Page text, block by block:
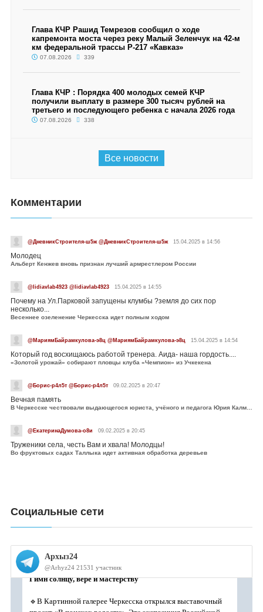
Глава КЧР Рашид Темрезов сообщил о ходе
капремонта моста через реку Малый Зеленчук на 42-м
км федеральной трассы Р-217 «Кавказ»
07.08.2026 339
Глава КЧР : Порядка 400 молодых семей КЧР
получили выплату в размере 300 тысяч рублей на
третьего и последующего ребенка с начала 2026 года
07.08.2026 338
Все новости
Комментарии
@ДневникСтроителя-ш5ж @ДневникСтроителя-ш5ж 15.04.2025 в 14:56
Молодец
Альберт Кенжев вновь признан лучший армрестлером России
@lidiavlab4923 @lidiavlab4923 15.04.2025 в 14:55
Почему на Ул.Парковой запущены клумбы ?земля до сих пор
несколько...
Весеннее озеленение Черкесска идет полным ходом
@МариямБайрамкулова-э8ц @МариямБайрамкулова-э8ц 15.04.2025 в 14:54
Который год восхищаюсь работой тренера. Аида- наша гордость....
«Золотой урожай» собирают пловцы клуба «Чемпион» из Учкекена
@Борис-р4л5т @Борис-р4л5т 09.02.2025 в 20:47
Вечная память
В Черкесске чествовали выдающегося юриста, учёного и педагога Юрия Калмыкова
@ЕкатеринаДумова-о8и 09.02.2025 в 20:45
Труженики села, честь Вам и хвала! Молодцы!
Во фруктовых садах Таллыка идет активная обработка деревьев
Социальные сети